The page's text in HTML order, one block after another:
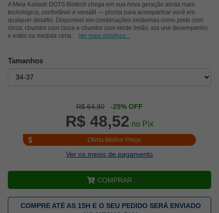
A Meia Kailash DOTS Biotech chega em sua nova geração ainda mais
tecnológica, confortável e versátil — pronta para acompanhar você em
qualquer desafio. Disponível em combinações modernas como preto com
cinza, chumbo com cinza e chumbo com verde limão, ela une desempenho
e estilo na medida certa.
Ver mais detalhes...
Tamanhos
R$ 64,90 -25% OFF
R$ 48,52 no Pix
Oferta Melhor Preço
Ver os meios de pagamento
COMPRAR
COMPRE ATÉ AS 15H E O SEU PEDIDO SERÁ ENVIADO